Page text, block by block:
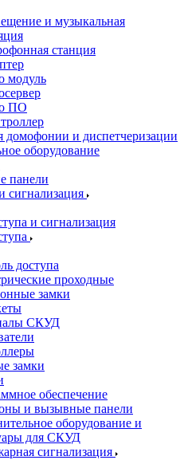
и музыкальная
станция
модуль
ПО
домофонии и диспетчеризации
оборудование
панели
сигнализация
и сигнализация
доступа
проходные
замки
СКУД
замки
обеспечение
и вызывные панели
оборудование и
для СКУД
сигнализация